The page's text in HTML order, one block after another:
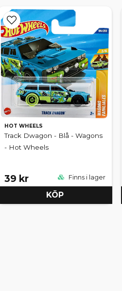
HOT WHEELS
Track Dwagon - Blå - Wagons
- Hot Wheels
39 kr Finns i lager
KÖP